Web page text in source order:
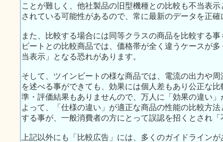
ことが難しく、他社製品の旧型機種との比較も不当表
されている可能性があるので、常に最新のデータを正
また、比較する場合には同等クラスの商品を比較する
ビートとの比較商品では、価格帯が全く違うケースが
当表示」となる恐れがあります。
そして、ツインビートの様な商品では、電流の出力や
を述べる事ができても、効果には個人差もあり公正な
準・評価結果もありませんので、万人に「効果の違い
よって、「仕様の違い」が適正な商品の性能の比較方
する事が、一般消費者の方にとって誤認を招くとされ
上記以外にも「比較広告」には、多くのガイドライン